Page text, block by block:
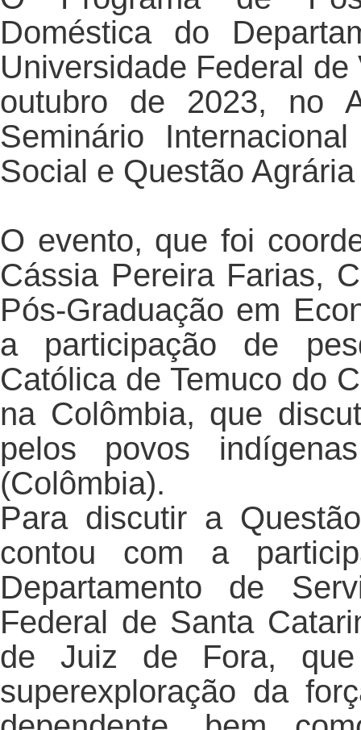
Doméstica do
Universidade Federal
outubro de 2023, no
Seminário
Social e Questão
O evento, que foi
Cássia Pereira Farias,
Pós-Graduação em
a participação de
Católica de Temuco do
na Colômbia, que
pelos povos
(Colômbia).
Para discutir a
contou com a
Departamento de
Federal de Santa
de Juiz de Fora,
superexploração da